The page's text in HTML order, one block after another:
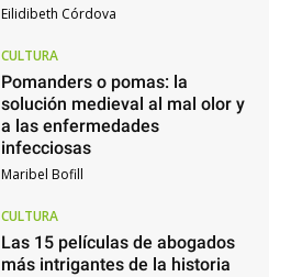
Eilidibeth Córdova
CULTURA
Pomanders o pomas: la
solución medieval al mal olor y
a las enfermedades
infecciosas
Maribel Bofill
CULTURA
Las 15 películas de abogados
más intrigantes de la historia